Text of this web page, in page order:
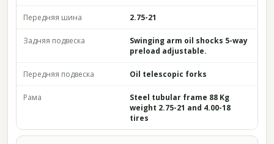
Передняя шина 2.75-21
Задняя подвеска
Swinging arm oil shocks 5-way
preload adjustable.
Передняя подвеска Oil telescopic forks
Рама
Steel tubular frame 88 Kg
weight 2.75-21 and 4.00-18
tires